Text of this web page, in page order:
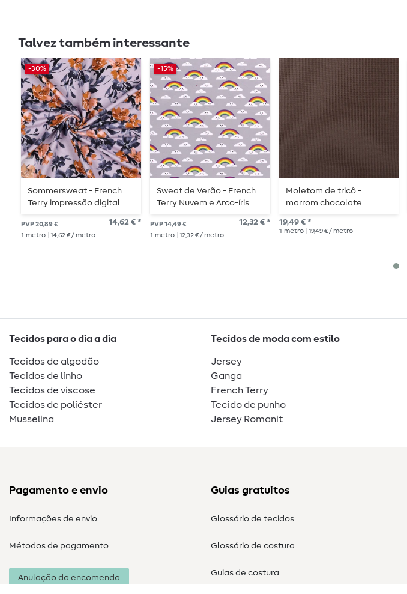
Talvez também interessante
-30%
Sommersweat - French
Terry impressão digital
flores aguarela lilás
estrutura de laços
PVP 20,89 € 14,62 € *
1 metro | 14,62 € / metro
-15%
Sweat de Verão - French
Terry Nuvem e Arco-íris
Cinzento Estrutura de
Laços
PVP 14,49 € 12,32 € *
1 metro | 12,32 € / metro
Moletom de tricô -
marrom chocolate
19,49 € *
1 metro | 19,49 € / metro
Tecidos para o dia a dia
Tecidos de algodão
Tecidos de linho
Tecidos de viscose
Tecidos de poliéster
Musselina
Tecidos de moda com estilo
Jersey
Ganga
French Terry
Tecido de punho
Jersey Romanit
Pagamento e envio
Informações de envio
Métodos de pagamento
Anulação da encomenda
Guias gratuitos
Glossário de tecidos
Glossário de costura
Guias de costura